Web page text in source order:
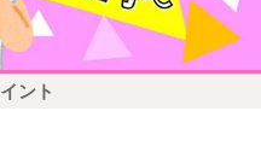
ント